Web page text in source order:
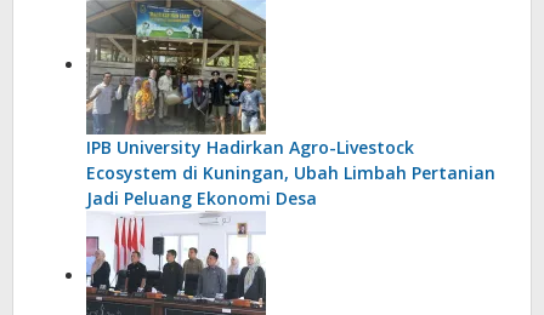
IPB University Hadirkan Agro-Livestock
Ecosystem di Kuningan, Ubah Limbah Pertanian
Jadi Peluang Ekonomi Desa